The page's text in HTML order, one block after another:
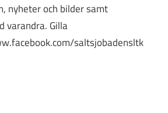
nyheter och bilder samt
varandra. Gilla
saltsjobadensltk